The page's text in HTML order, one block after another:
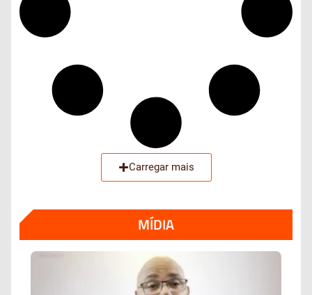
Carregar mais
MÍDIA